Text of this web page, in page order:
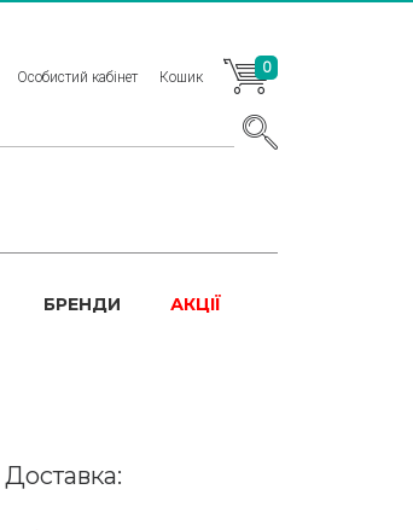
Кошик
0
Особистий кабінет
БРЕНДИ АКЦІЇ
Доставка: